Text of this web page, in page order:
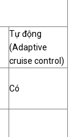
Tự động
(Adaptive
cruise control)
Có